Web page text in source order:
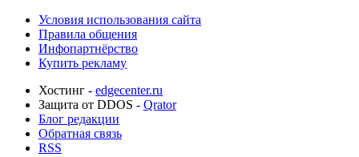
Условия использования сайта
Правила общения
Инфопартнёрство
Купить рекламу
Хостинг - edgecenter.ru
Защита от DDOS - Qrator
Блог редакции
Обратная связь
RSS